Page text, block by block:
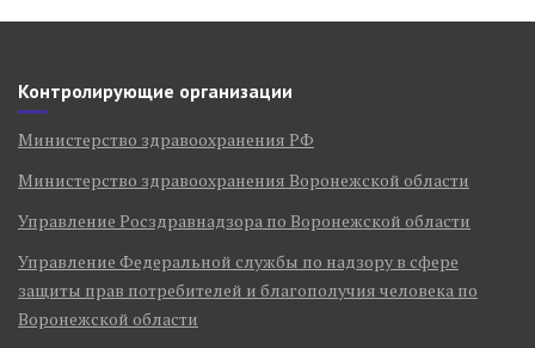
Контролирующие организации
Министерство здравоохранения РФ
Министерство здравоохранения Воронежской области
Управление Росздравнадзора по Воронежской области
Управление Федеральной службы по надзору в сфере
защиты прав потребителей и благополучия человека по
Воронежской области